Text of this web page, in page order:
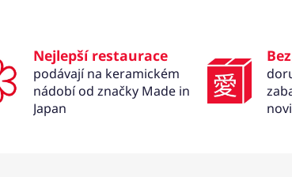
Nejlepší restaurace
podávají na keramickém
nádobí od značky Made in
Japan